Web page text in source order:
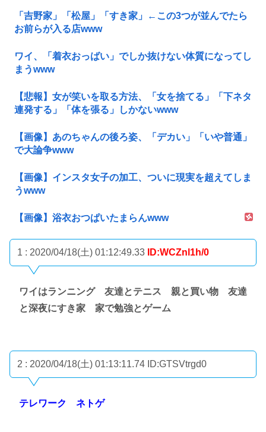
「吉野家」「松屋」「すき家」←この3つが並んでたら
お前らが入る店www
ワイ、「着衣おっばい」でしか抜けない体質になってし
まうwww
【悲報】女が笑いを取る方法、「女を捨てる」「下ネタ
連発する」「体を張る」しかないwww
【画像】あのちゃんの後ろ姿、「デカい」「いや普通」
で大論争www
【画像】インスタ女子の加工、ついに現実を超えてしま
うwww
【画像】浴衣おつぱいたまらんwww
1 : 2020/04/18(土) 01:12:49.33 ID:WCZnl1h/0
ワイはランニング 友達とテニス 親と買い物 友達
と深夜にすき家 家で勉強とゲーム
2 : 2020/04/18(土) 01:13:11.74 ID:GTSVtrgd0
テレワーク ネトゲ